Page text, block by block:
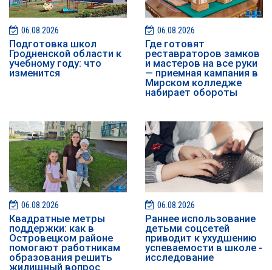
06.08.2026
Подготовка школ
Гродненской области к
учебному году: что
изменится
06.08.2026
Где готовят
реставраторов замков
и мастеров на все руки
— приемная кампания в
Мирском колледже
набирает обороты
06.08.2026
Квадратные метры
поддержки: как в
Островецком районе
помогают работникам
образования решить
жилищный вопрос
06.08.2026
Раннее использование
детьми соцсетей
приводит к ухудшению
успеваемости в школе -
исследование